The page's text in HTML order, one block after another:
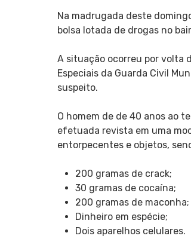
Na madrugada deste
bolsa lotada de drogas no
A situação ocorreu por volta
Especiais da Guarda Civil
suspeito.
O homem de de 40 anos ao
efetuada revista em uma
entorpecentes e objetos,
200 gramas de crack;
30 gramas de cocaína;
200 gramas de maconha;
Dinheiro em espécie;
Dois aparelhos celulares.